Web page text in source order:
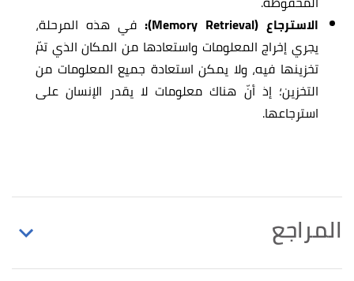
الاسترجاع (Memory Retrieval):
في هذه المرحلة،
يجري إخراج المعلومات واستعادها من المكان الذي تمّ
تخزينها فيه، ولا يمكن استعادة جميع المعلومات من
التخزين؛ إذ أنّ هناك معلومات لا يقدر الإنسان على
استرجاعها.
المراجع